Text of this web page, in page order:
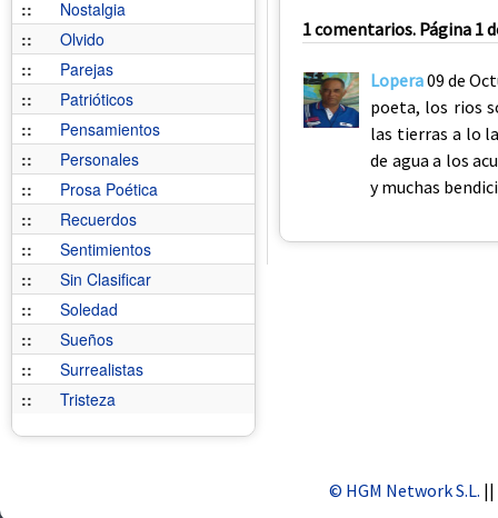
::
Nostalgia
::
Olvido
::
Parejas
::
Patrióticos
::
Pensamientos
::
Personales
::
Prosa Poética
::
Recuerdos
::
Sentimientos
::
Sin Clasificar
::
Soledad
::
Sueños
::
Surrealistas
::
Tristeza
1 comentarios. Página 1
Lopera09 de
poeta, los rios
las tierras a lo
de agua a los
y muchas
© HGM Network S.L. ||